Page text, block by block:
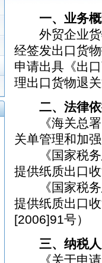
一、业务
外贸企业货
经签发出口货
申请出具《出
理出口货物退
二、法律
《海关总署
关单管理和加
《国家税务
提供纸质出口
《国家税务
提供纸质出口
[2006]91号）
三、纳税
《关于申请